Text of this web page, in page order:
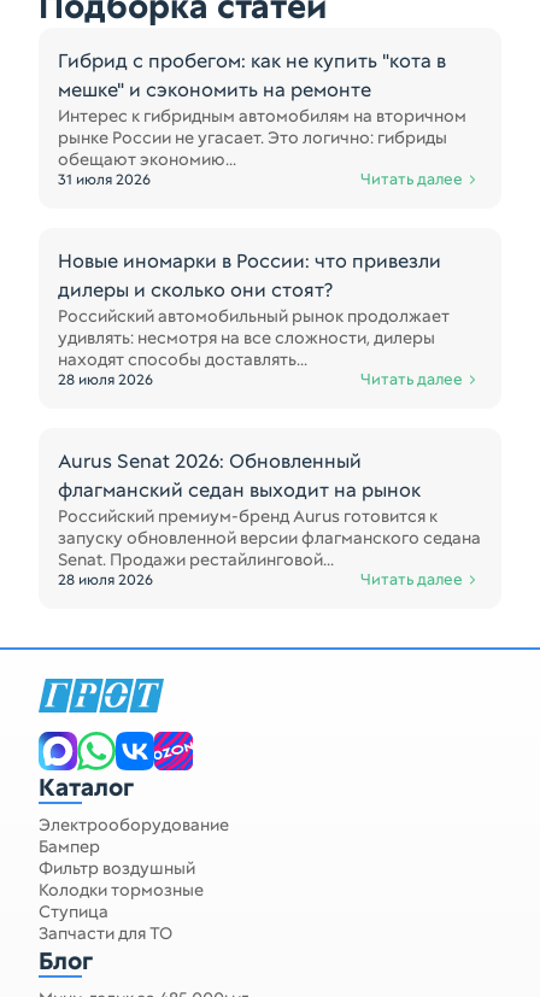
Гибрид с пробегом: как не купить "кота в
мешке" и сэкономить на ремонте
Интерес к гибридным автомобилям на вторичном
рынке России не угасает. Это логично: гибриды
обещают экономию...
31 июля 2026 Читать далее
Новые иномарки в России: что привезли
дилеры и сколько они стоят?
Российский автомобильный рынок продолжает
удивлять: несмотря на все сложности, дилеры
находят способы доставлять...
28 июля 2026 Читать далее
Aurus Senat 2026: Обновленный
флагманский седан выходит на рынок
Российский премиум-бренд Aurus готовится к
запуску обновленной версии флагманского седана
Senat. Продажи рестайлинговой...
28 июля 2026 Читать далее
Запчасти для спецтехники
Каталог
Электрооборудование
Бампер
Фильтр воздушный
Колодки тормозные
Ступица
Запчасти для ТО
Блог